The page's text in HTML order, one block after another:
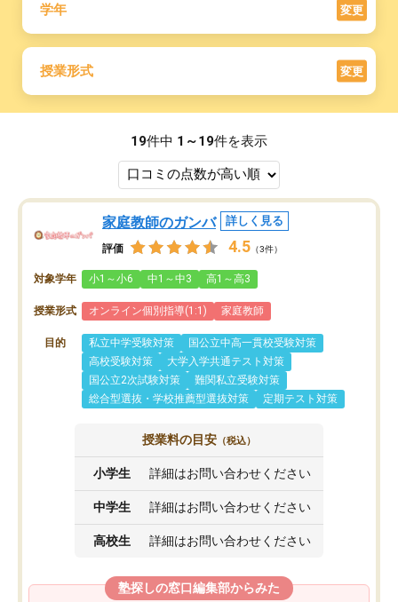
学年 変更
授業形式 変更
19件中 1～19件を表示
家庭教師のガンバ 詳しく見る
評価 4.5 （3件）
対象学年 小1～小6 中1～中3 高1～高3
授業形式 オンライン個別指導(1:1) 家庭教師
目的 私立中学受験対策
国公立中高一貫校受験対策
高校受験対策
大学入学共通テスト対策
国公立2次試験対策
難関私立受験対策
総合型選抜・学校推薦型選抜対策
定期テスト対策
授業料の目安 （税込）
小学生 詳細はお問い合わせください
中学生 詳細はお問い合わせください
高校生 詳細はお問い合わせください
塾探しの窓口編集部からみた